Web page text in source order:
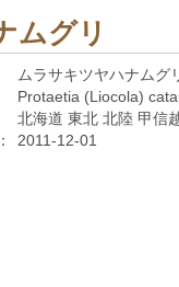
ムグリ
ムラサキツヤハナムグ
Protaetia (Liocola)
北海道 東北 北陸 甲信
2011-12-01